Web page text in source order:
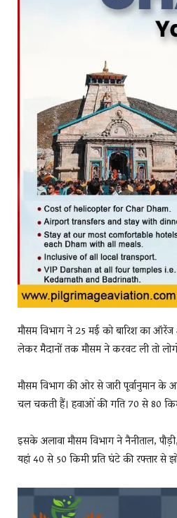
मौसम विभाग ने 25 मई को बारिश का
लेकर मैदानों तक मौसम ने करवट ली तो
मौसम विभाग की ओर से जारी पूर्वानुमान
चल चकती हैं। हवाओं की गति 70 से 80
इसके अलावा मौसम विभाग ने नैनीताल,
यहां 40 से 50 किमी प्रति घंटे की रफ्तार से